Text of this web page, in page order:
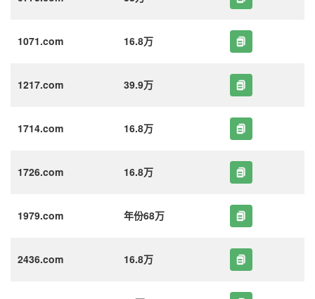
1071.com 16.8万
1217.com 39.9万
1714.com 16.8万
1726.com 16.8万
1979.com 年份68万
2436.com 16.8万